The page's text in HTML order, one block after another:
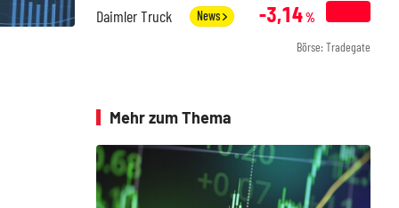
Daimler Truck News -3,14%
Börse: Tradegate
Mehr zum Thema